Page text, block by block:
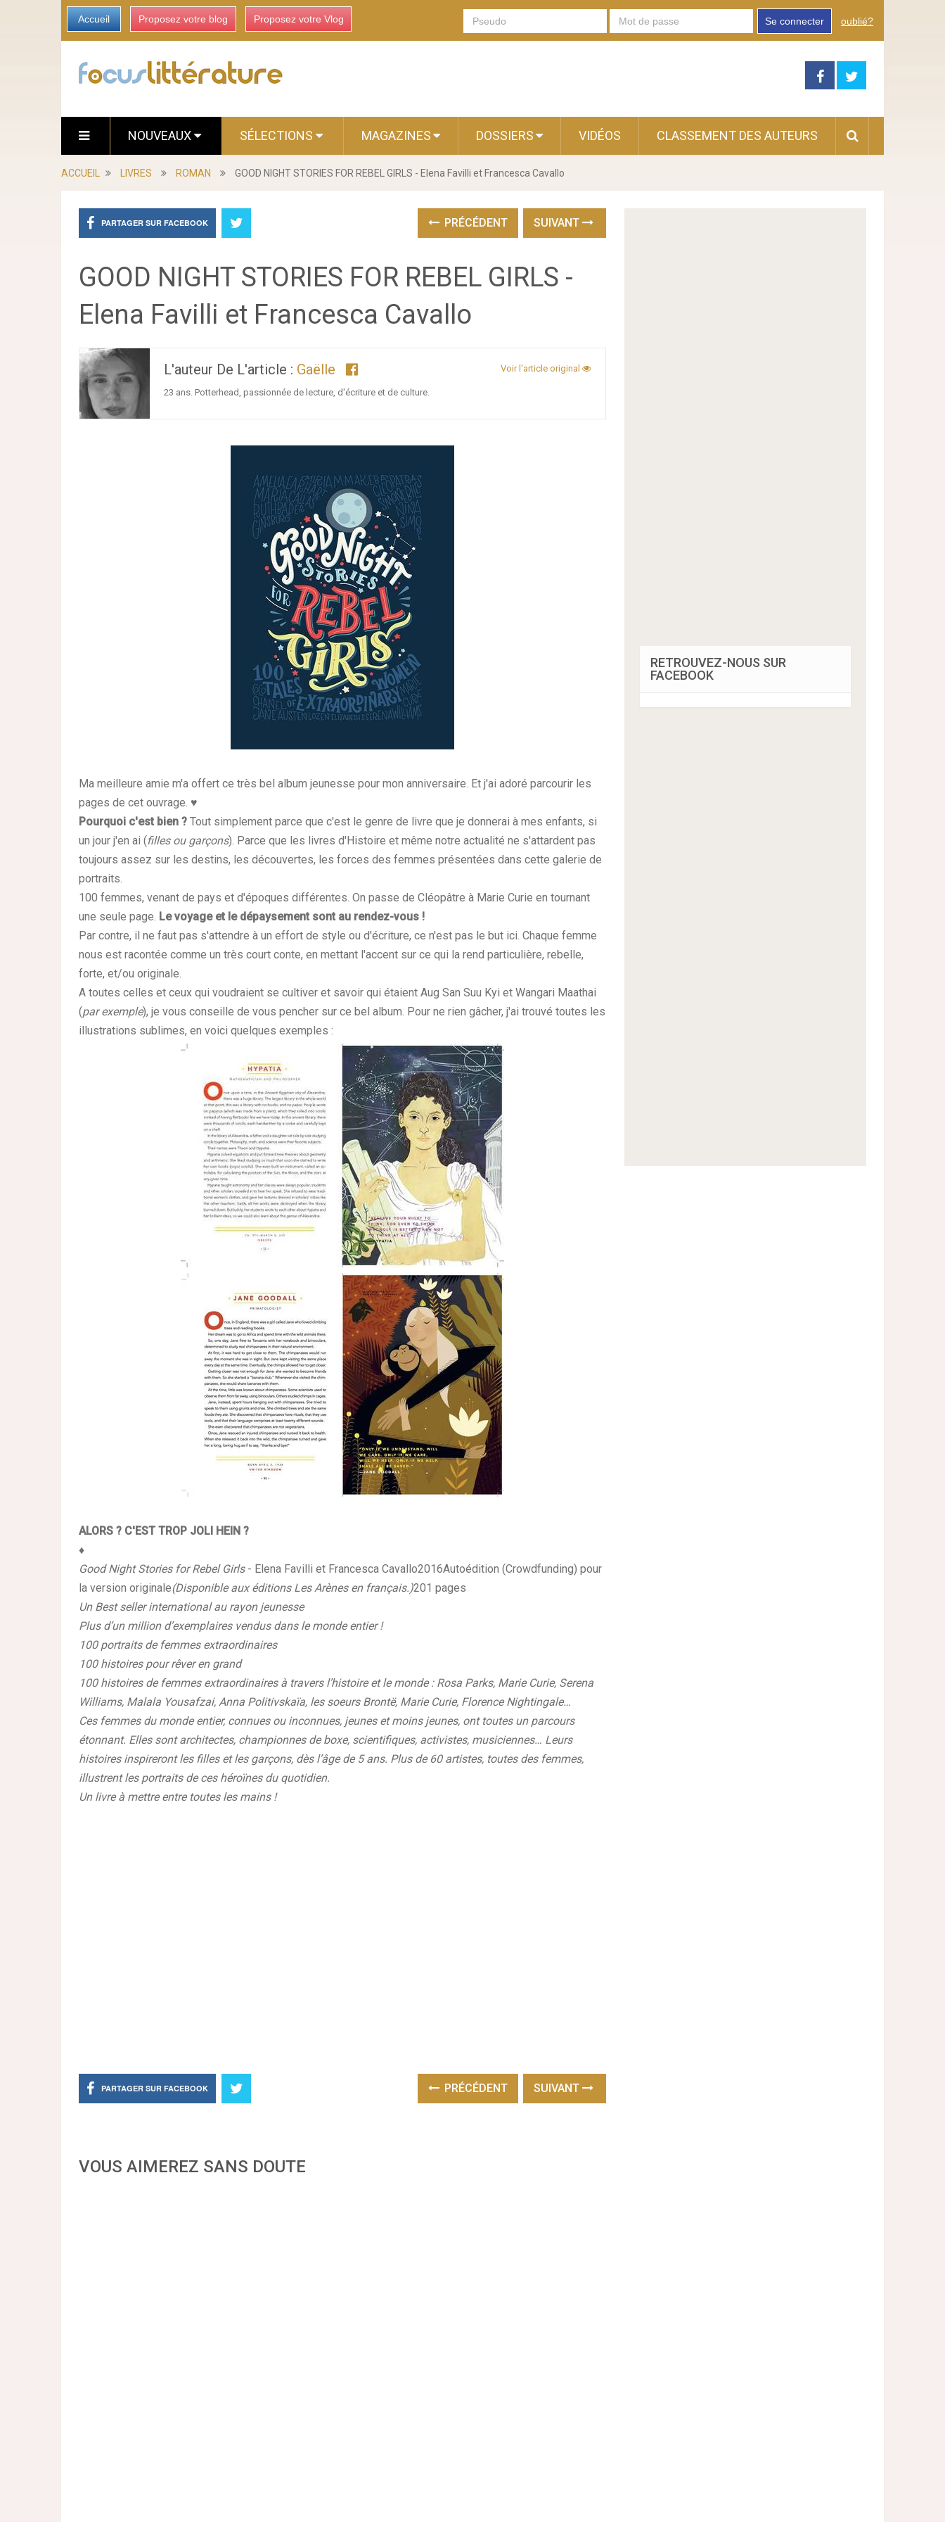
Accueil Proposez votre blog Proposez votre Vlog Se connecter oublié?
NOUVEAUX SÉLECTIONS MAGAZINES DOSSIERS VIDÉOS CLASSEMENT DES AUTEURS
ACCUEIL LIVRES ROMAN GOOD NIGHT STORIES FOR REBEL GIRLS - Elena Favilli et Francesca Cavallo
PARTAGER SUR FACEBOOK PRÉCÉDENT SUIVANT
GOOD NIGHT STORIES FOR REBEL GIRLS -
Elena Favilli et Francesca Cavallo
L'auteur De L'article : Gaëlle Voir l'article original
23 ans. Potterhead, passionnée de lecture, d'écriture et de culture.
Ma meilleure amie m'a offert ce très bel album jeunesse pour mon anniversaire. Et j'ai adoré parcourir les
pages de cet ouvrage. ♥
Pourquoi c'est bien ? Tout simplement parce que c'est le genre de livre que je donnerai à mes enfants, si
un jour j'en ai (filles ou garçons). Parce que les livres d'Histoire et même notre actualité ne s'attardent pas
toujours assez sur les destins, les découvertes, les forces des femmes présentées dans cette galerie de
portraits.
100 femmes, venant de pays et d'époques différentes. On passe de Cléopâtre à Marie Curie en tournant
une seule page. Le voyage et le dépaysement sont au rendez-vous !
Par contre, il ne faut pas s'attendre à un effort de style ou d'écriture, ce n'est pas le but ici. Chaque femme
nous est racontée comme un très court conte, en mettant l'accent sur ce qui la rend particulière, rebelle,
forte, et/ou originale.
A toutes celles et ceux qui voudraient se cultiver et savoir qui étaient Aug San Suu Kyi et Wangari Maathai
(par exemple), je vous conseille de vous pencher sur ce bel album. Pour ne rien gâcher, j'ai trouvé toutes les
illustrations sublimes, en voici quelques exemples :
ALORS ? C'EST TROP JOLI HEIN ?
♦
Good Night Stories for Rebel Girls- Elena Favilli et Francesca Cavallo2016Autoédition (Crowdfunding) pour
la version originale(Disponible aux éditions Les Arènes en français.)201 pages
Un Best seller international au rayon jeunesse
Plus d’un million d’exemplaires vendus dans le monde entier !
100 portraits de femmes extraordinaires
100 histoires pour rêver en grand
100 histoires de femmes extraordinaires à travers l’histoire et le monde : Rosa Parks, Marie Curie, Serena
Williams, Malala Yousafzai, Anna Politivskaïa, les soeurs Brontë, Marie Curie, Florence Nightingale…
Ces femmes du monde entier, connues ou inconnues, jeunes et moins jeunes, ont toutes un parcours
étonnant. Elles sont architectes, championnes de boxe, scientifiques, activistes, musiciennes… Leurs
histoires inspireront les filles et les garçons, dès l’âge de 5 ans. Plus de 60 artistes, toutes des femmes,
illustrent les portraits de ces héroïnes du quotidien.
Un livre à mettre entre toutes les mains !
PARTAGER SUR FACEBOOK PRÉCÉDENT SUIVANT
VOUS AIMEREZ SANS DOUTE
RETROUVEZ-NOUS SUR
FACEBOOK